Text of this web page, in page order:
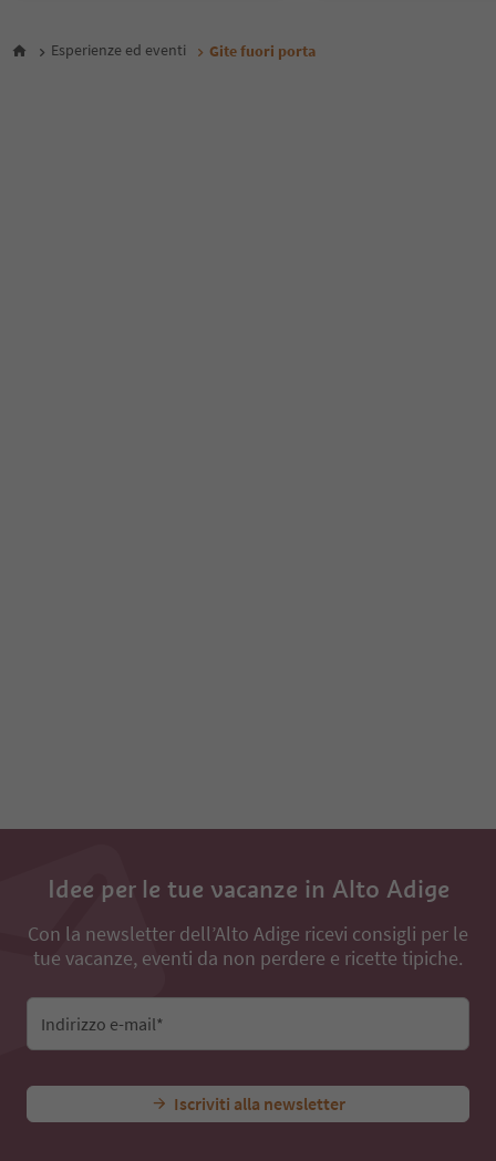
29
Esperienze ed eventi Gite fuori porta
Idee per le tue vacanze in Alto Adige
Con la newsletter dell’Alto Adige ricevi consigli per le
tue vacanze, eventi da non perdere e ricette tipiche.
Indirizzo e-mail*
Iscriviti alla newsletter